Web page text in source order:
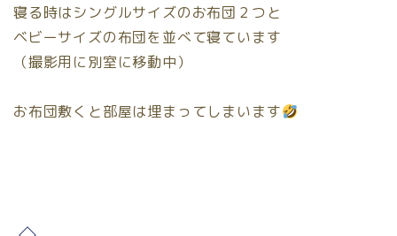
寝る時はシングルサイズのお布団２つと
ベビーサイズの布団を並べて寝ています
（撮影用に別室に移動中）
お布団敷くと部屋は埋まってしまいます